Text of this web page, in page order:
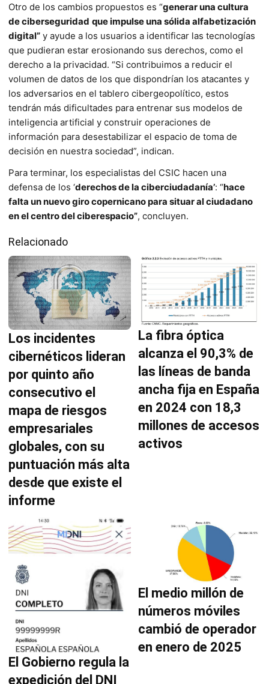
Otro de los cambios propuestos es “generar una cultura
de ciberseguridad que impulse una sólida alfabetización
digital” y ayude a los usuarios a identificar las tecnologías
que pudieran estar erosionando sus derechos, como el
derecho a la privacidad. “Si contribuimos a reducir el
volumen de datos de los que dispondrían los ata­cantes y
los adversarios en el tablero cibergeopolítico, estos
tendrán más dificultades para entrenar sus modelos de
inteligencia artificial y construir operaciones de
información para desestabilizar el espacio de toma de
decisión en nuestra sociedad”, indican.
Para terminar, los especialistas del CSIC hacen una
defensa de los ‘derechos de la ciberciudada­nía’: “hace
falta un nuevo giro copernicano para situar al ciudadano
en el centro del ciberespacio”, concluyen.
Relacionado
Los incidentes
cibernéticos lideran
por quinto año
consecutivo el
mapa de riesgos
empresariales
globales, con su
puntuación más alta
desde que existe el
informe
La fibra óptica
alcanza el 90,3% de
las líneas de banda
ancha fija en España
en 2024 con 18,3
millones de accesos
activos
El Gobierno regula la
expedición del DNI
El medio millón de
números móviles
cambió de operador
en enero de 2025